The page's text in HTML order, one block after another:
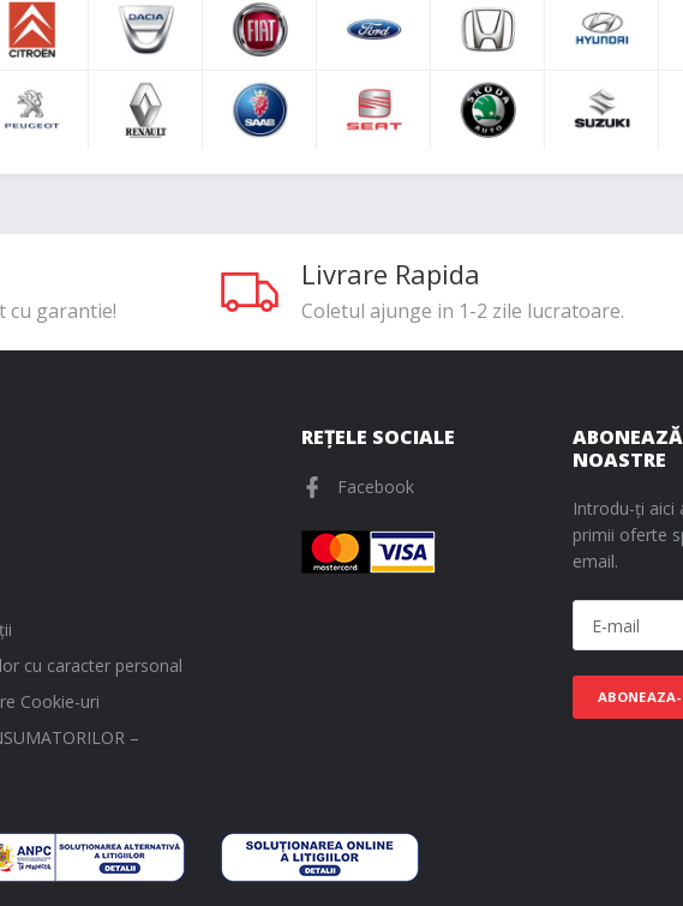
cu garantie!
Livrare Rapida
Coletul ajunge in 1-2 zile lucratoare.
cu caracter personal
Cookie-uri
–
REȚELE SOCIALE
Facebook
NOASTRE
Introdu-ți aici
primii oferte
email.